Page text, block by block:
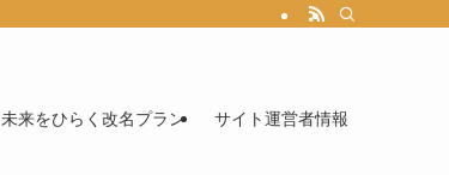
未来をひらく改名プラン サイト運営者情報